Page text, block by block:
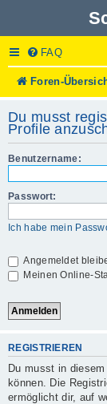
FAQ
Foren-
Du musst
Profile
Benutzername:
Passwort:
Ich habe mein
Angemeldet
Meinen Online-
REGISTRIEREN
Du musst in
können. Die
ermöglicht dir, auf